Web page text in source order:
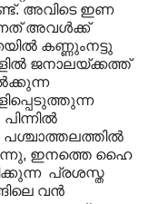
അവിടെ ഇണ
അവൾക്ക്
കണ്ണുംനട്ടു
ജനാലയ്ക്കത്ത്
പശ്ചാത്തലത്തിൽ
ഇനത്തെ ഹൈ
പ്രശസ്ത
വൻ